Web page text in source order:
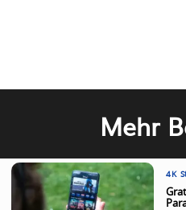
Mehr
4K